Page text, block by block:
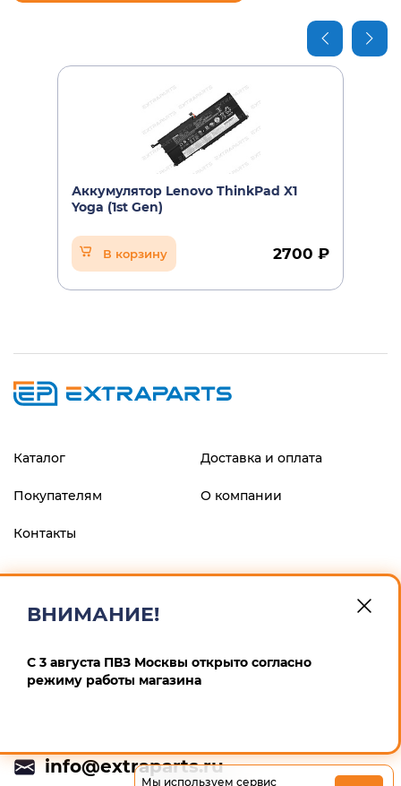
Аккумулятор Lenovo ThinkPad X1
Yoga (1st Gen)
В корзину 2700 ₽
Каталог Доставка и оплата
Покупателям О компании
Контакты
р/с 40802810900600008013 к/с 30101810145250000411 БИК
044525411 ИП Маскин Алексей Анатольевич ИНН
Политика конфиденциальности
info@extraparts.ru
Мы используем сервис
ВНИМАНИЕ!
С 3 августа ПВЗ Москвы открыто согласно
режиму работы магазина